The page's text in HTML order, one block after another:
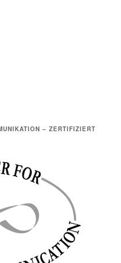
– ZERTIFIZIERT